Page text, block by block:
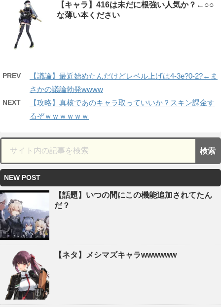
【キャラ】416は未だに根強い人気か？←○○
な薄い本ください
PREV
【議論】最近始めたんだけどレベル上げは4-3e?0-2?←ま
さかの議論勃発wwww
NEXT
【攻略】真核であのキャラ取っていいか？スキン課金す
るぞｗｗｗｗｗｗ
NEW POST
【話題】いつの間にこの機能追加されてたん
だ？
【ネタ】メシマズキャラwwwwww